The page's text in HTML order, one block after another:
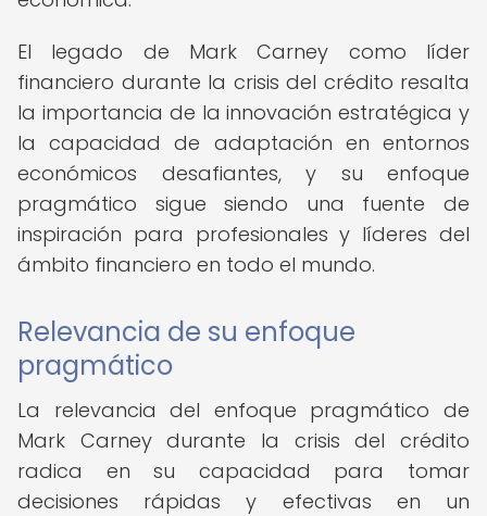
El legado de Mark Carney como líder
financiero durante la crisis del crédito resalta
la importancia de la innovación estratégica y
la capacidad de adaptación en entornos
económicos desafiantes, y su enfoque
pragmático sigue siendo una fuente de
inspiración para profesionales y líderes del
ámbito financiero en todo el mundo.
Relevancia de su enfoque
pragmático
La relevancia del enfoque pragmático de
Mark Carney durante la crisis del crédito
radica en su capacidad para tomar
decisiones rápidas y efectivas en un